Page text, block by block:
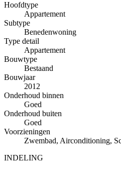
Hoofdtype
Appartement
Subtype
Benedenwoning
Type detail
Appartement
Bouwtype
Bestaand
Bouwjaar
2012
Onderhoud binnen
Goed
Onderhoud buiten
Goed
Voorzieningen
Zwembad, Airconditioning,
INDELING